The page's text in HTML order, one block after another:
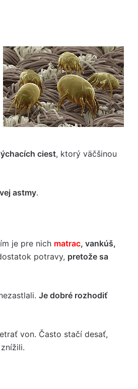
ciest, ktorý väčšinou
astmy.
je pre nich matrac, vankúš,
potravy, pretože sa
Je dobré rozhodiť
von. Často stačí desať,